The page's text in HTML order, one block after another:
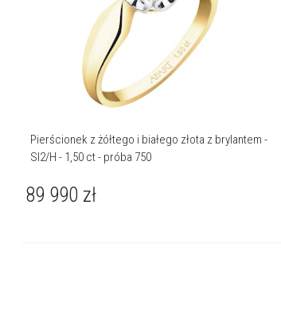
Pierścionek z żółtego i białego złota z brylantem -
SI2/H - 1,50 ct - próba 750
89 990 zł